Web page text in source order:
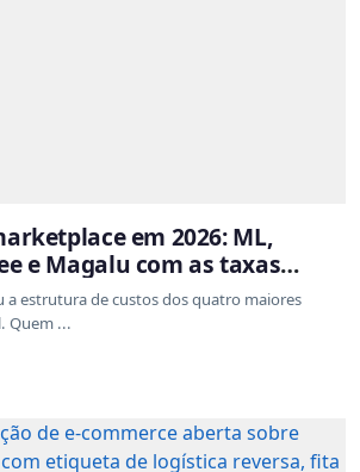
em 2026: ML,
e Magalu com as taxas
a estrutura de custos dos quatro maiores
Quem ...